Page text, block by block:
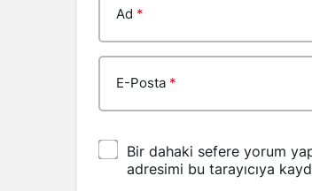
Ad *
E-Posta *
Bir dahaki sefere yorum
adresimi bu tarayıcıya